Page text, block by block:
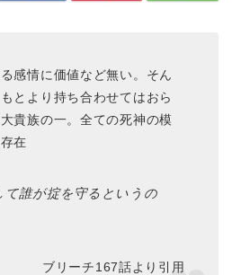
感情に価値など無い。そん
とより持ち合わせてはおら
貴族の一。全ての死神の模
在
て誰が掟を守るというの
ブリーチ167話より引用